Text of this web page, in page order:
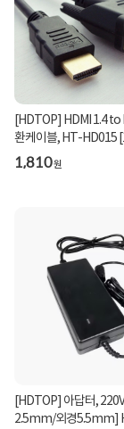
[HDTOP] HDMI 1.4 to
환케이블, HT-
1,810원
[HDTOP] 아답터,
2.5mm/외경5.5mm]